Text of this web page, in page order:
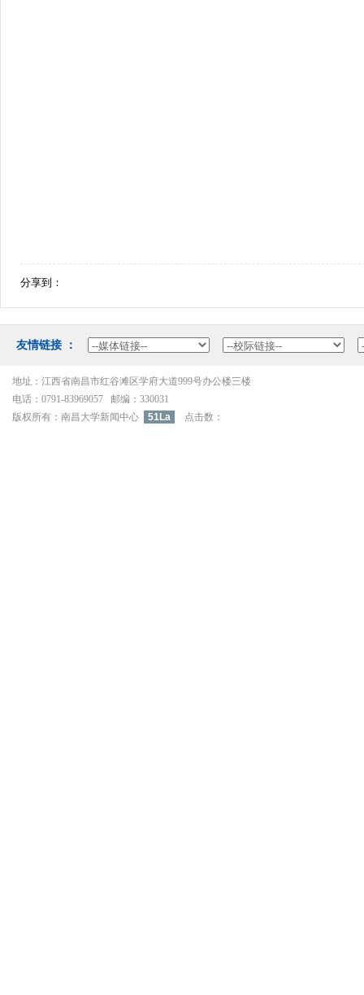
分享到：
友情链接：
地址：江西省南昌市红谷滩区学府大道999号办公楼三楼
电话：0791-83969057邮编：330031
版权所有：南昌大学新闻中心
51La 点击数：